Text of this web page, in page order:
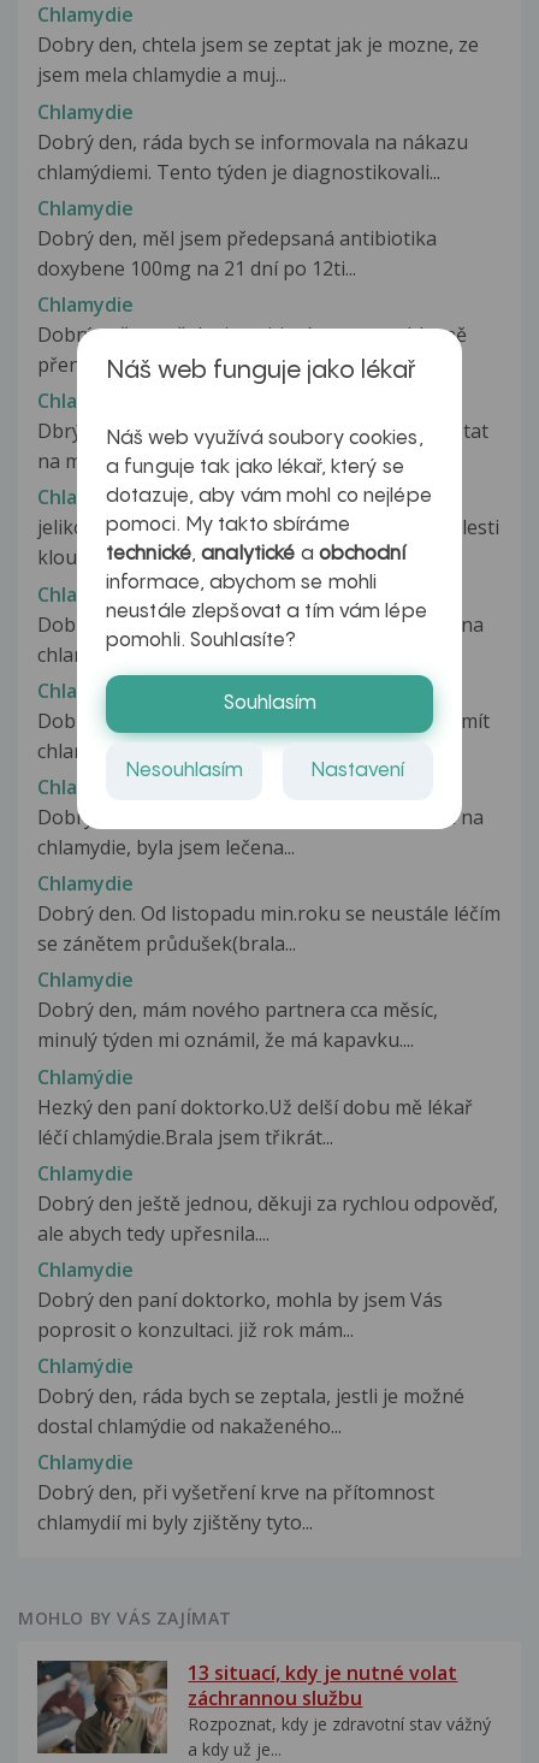
Chlamydie
Dobry den, chtela jsem se zeptat jak je mozne, ze
jsem mela chlamydie a muj...
Chlamydie
Dobrý den, ráda bych se informovala na nákazu
chlamýdiemi. Tento týden je diagnostikovali...
Chlamydie
Dobrý den, měl jsem předepsaná antibiotika
doxybene 100mg na 21 dní po 12ti...
Chlamydie
Dobrý večer, vyšel mi pozitivní test na pohlavně
přenosné chlamydie. Nyní užívám...
Chlamydie
Dbrý den, pane doktore, chtěla jsem se Vás zeptat
na můj problém. před třičtvrtě...
Chlamydie
jelikož mám neustále nějaké zdr. problémy - bolesti
kloubů, únava, prohluben...
Chlamydie
Dobrý den, chci se zeptat, byla jsem infikovaná na
chlamydie, byla jsem lečena...
Chlamydie
Dobrý den! Ráda bych se zeptala, zda je možné mít
chlamydiovou infekci při...
Chlamydie
Dobrý den, chci se zeptat, byla jsem infikovaná na
chlamydie, byla jsem lečena...
Chlamydie
Dobrý den. Od listopadu min.roku se neustále léčím
se zánětem průdušek(brala...
Chlamydie
Dobrý den, mám nového partnera cca měsíc,
minulý týden mi oznámil, že má kapavku....
Chlamýdie
Hezký den paní doktorko.Už delší dobu mě lékař
léčí chlamýdie.Brala jsem třikrát...
Chlamydie
Dobrý den ještě jednou, děkuji za rychlou odpověď,
ale abych tedy upřesnila....
Chlamydie
Dobrý den paní doktorko, mohla by jsem Vás
poprosit o konzultaci. již rok mám...
Chlamýdie
Dobrý den, ráda bych se zeptala, jestli je možné
dostal chlamýdie od nakaženého...
Chlamydie
Dobrý den, při vyšetření krve na přítomnost
chlamydií mi byly zjištěny tyto...
MOHLO BY VÁS ZAJÍMAT
13 situací, kdy je nutné volat
záchrannou službu
Rozpoznat, kdy je zdravotní stav vážný
a kdy už je...
Náš web funguje jako lékař
Náš web využívá soubory cookies,
a funguje tak jako lékař, který se
dotazuje, aby vám mohl co nejlépe
pomoci. My takto sbíráme
technické,analytické a obchodní
informace, abychom se mohli
neustále zlepšovat a tím vám lépe
pomohli. Souhlasíte?
Souhlasím
Nesouhlasím Nastavení